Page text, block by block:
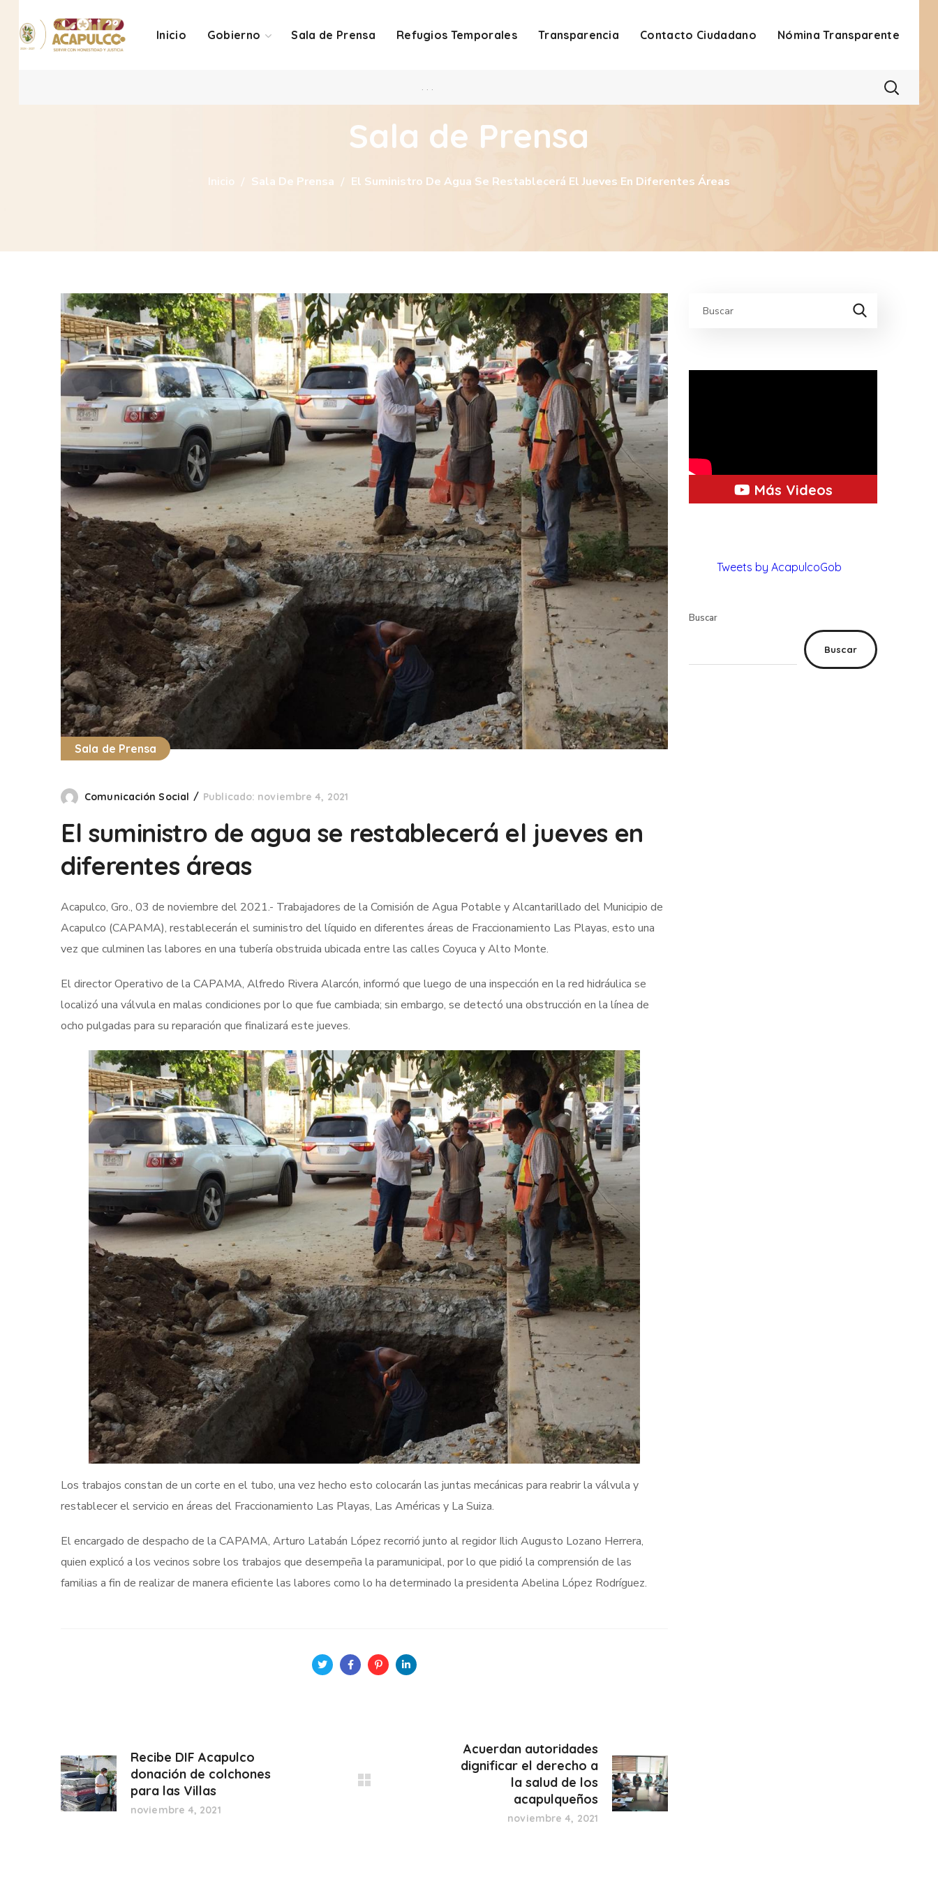
Inicio Gobierno Sala de Prensa Refugios Temporales Transparencia Contacto Ciudadano Nómina Transparente
. . .
Sala de Prensa
Inicio Sala De Prensa El Suministro De Agua Se Restablecerá El Jueves En Diferentes Áreas
Sala de Prensa
Comunicación Social Publicado: noviembre 4, 2021
El suministro de agua se restablecerá el jueves en
diferentes áreas
Acapulco, Gro., 03 de noviembre del 2021.- Trabajadores de la Comisión de Agua Potable y Alcantarillado del Municipio de
Acapulco (CAPAMA), restablecerán el suministro del líquido en diferentes áreas de Fraccionamiento Las Playas, esto una
vez que culminen las labores en una tubería obstruida ubicada entre las calles Coyuca y Alto Monte.
El director Operativo de la CAPAMA, Alfredo Rivera Alarcón, informó que luego de una inspección en la red hidráulica se
localizó una válvula en malas condiciones por lo que fue cambiada; sin embargo, se detectó una obstrucción en la línea de
ocho pulgadas para su reparación que finalizará este jueves.
Los trabajos constan de un corte en el tubo, una vez hecho esto colocarán las juntas mecánicas para reabrir la válvula y
restablecer el servicio en áreas del Fraccionamiento Las Playas, Las Américas y La Suiza.
El encargado de despacho de la CAPAMA, Arturo Latabán López recorrió junto al regidor Ilich Augusto Lozano Herrera,
quien explicó a los vecinos sobre los trabajos que desempeña la paramunicipal, por lo que pidió la comprensión de las
familias a fin de realizar de manera eficiente las labores como lo ha determinado la presidenta Abelina López Rodríguez.
Recibe DIF Acapulco
donación de colchones
para las Villas
noviembre 4, 2021
Acuerdan autoridades
dignificar el derecho a
la salud de los
acapulqueños
noviembre 4, 2021
Más Videos
Tweets by AcapulcoGob
Buscar
Buscar